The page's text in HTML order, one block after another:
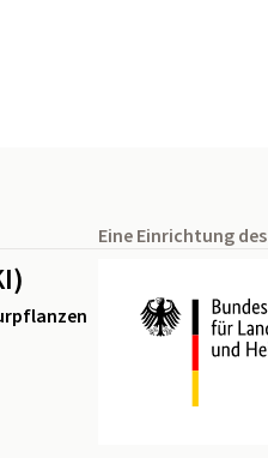
Eine Einrichtung des